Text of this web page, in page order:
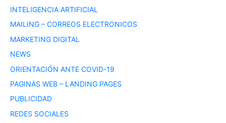
INTELIGENCIA ARTIFICIAL
MAILING – CORREOS ELECTRONICOS
MARKETING DIGITAL
NEWS
ORIENTACIÓN ANTE COVID-19
PAGINAS WEB – LANDING PAGES
PUBLICIDAD
REDES SOCIALES